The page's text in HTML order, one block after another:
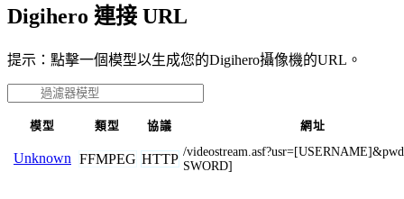
Digihero 連接 URL
提示：點擊一個模型以生成您的Digihero攝像機的URL。
模型 類型 協議 網址
Unknown FFMPEG HTTP /
SWORD]